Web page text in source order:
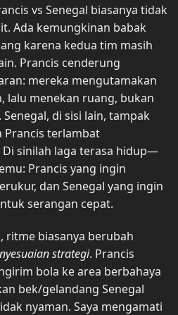
vs Senegal biasanya tidak
Ada kemungkinan babak
karena kedua tim masih
Prancis cenderung
mereka mengutamakan
lalu menekan ruang, bukan
di sisi lain, tampak
Prancis terlambat
sinilah laga terasa hidup—
Prancis yang ingin
dan Senegal yang ingin
serangan cepat.
ritme biasanya berubah
strategi. Prancis
bola ke area berbahaya
bek/gelandang Senegal
nyaman. Saya mengamati